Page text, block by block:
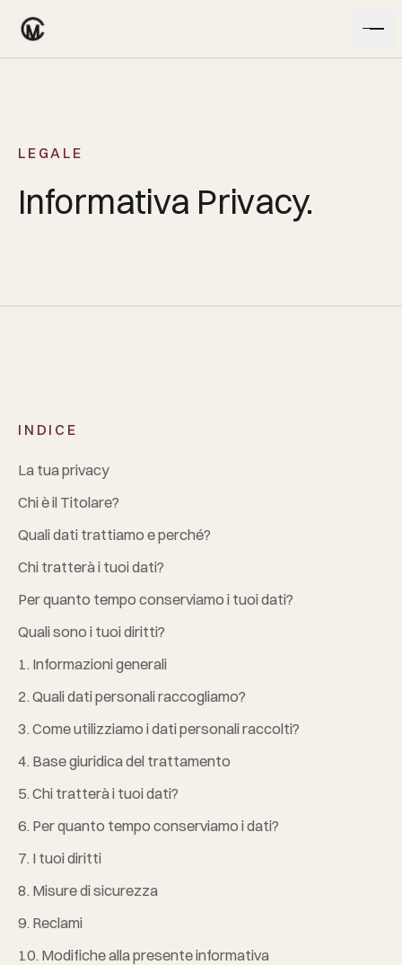
LEGALE
Informativa Privacy.
INDICE
La tua privacy
Chi è il Titolare?
Quali dati trattiamo e perché?
Chi tratterà i tuoi dati?
Per quanto tempo conserviamo i tuoi dati?
Quali sono i tuoi diritti?
1. Informazioni generali
2. Quali dati personali raccogliamo?
3. Come utilizziamo i dati personali raccolti?
4. Base giuridica del trattamento
5. Chi tratterà i tuoi dati?
6. Per quanto tempo conserviamo i dati?
7. I tuoi diritti
8. Misure di sicurezza
9. Reclami
10. Modifiche alla presente informativa